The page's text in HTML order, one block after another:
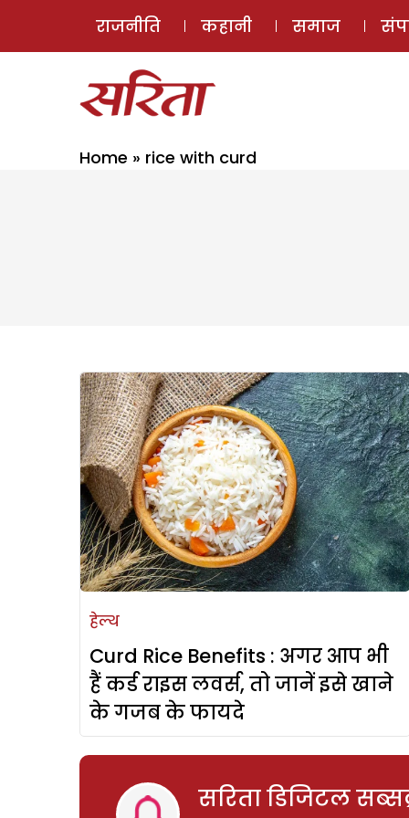
राजनीति कहानी समाज
Home » rice with curd
हेल्थ
Curd Rice Benefits : अगर आप भी
हैं कर्ड राइस लवर्स, तो जानें इसे खाने
के गजब के फायदे
सरिता डिजिटल